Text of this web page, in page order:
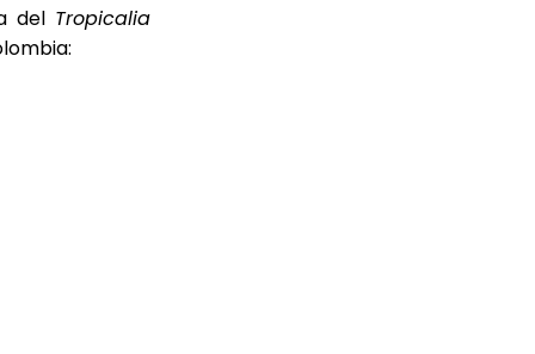
del Tropicalia